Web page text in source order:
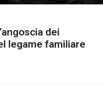
dei
legame familiare